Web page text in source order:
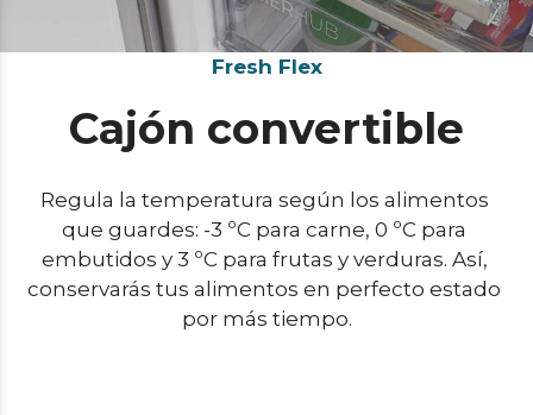
Fresh Flex
Cajón convertible
Regula la temperatura según los alimentos
que guardes: -3 ºC para carne, 0 ºC para
embutidos y 3 ºC para frutas y verduras. Así,
conservarás tus alimentos en perfecto estado
por más tiempo.